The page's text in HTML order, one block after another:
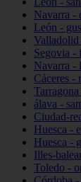
Navarra -
León -
Valladolid
Segovia -
Navarra -
Cáceres -
álava -
Ciudad-
Huesca -
Huesca -
Illes-
Toledo -